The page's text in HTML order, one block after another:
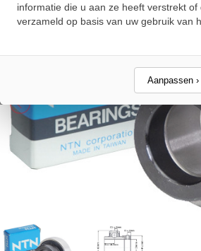
informatie die u aan ze heeft verstrekt of
verzameld op basis van uw gebruik van
Aanpassen ›